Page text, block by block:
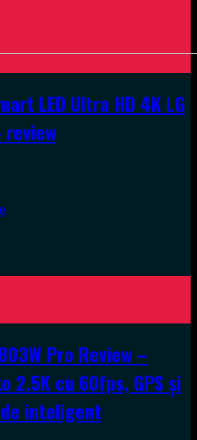
LED Ultra HD 4K LG
review
Pro Review –
2.5K cu 60fps, GPS și
inteligent